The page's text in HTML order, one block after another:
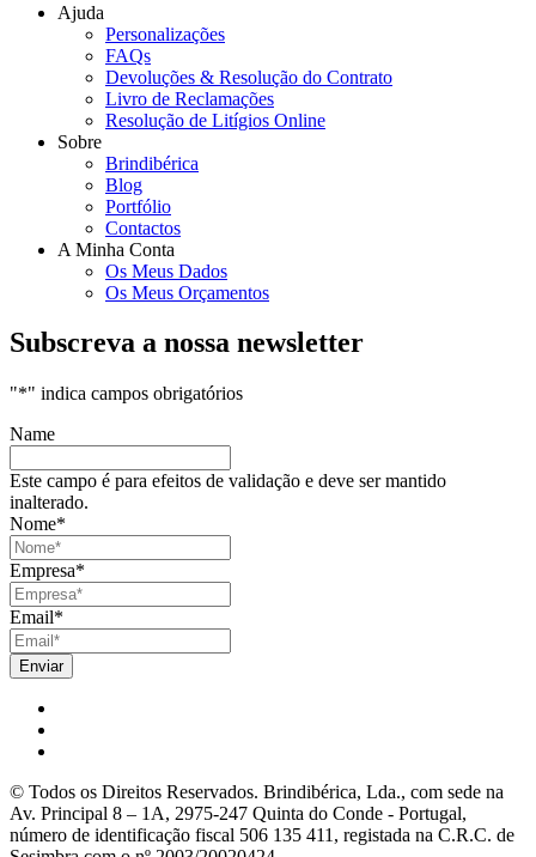
Ajuda
Personalizações
FAQs
Devoluções & Resolução do Contrato
Livro de Reclamações
Resolução de Litígios Online
Sobre
Brindibérica
Blog
Portfólio
Contactos
A Minha Conta
Os Meus Dados
Os Meus Orçamentos
Subscreva a nossa newsletter
"*" indica campos obrigatórios
Name
Este campo é para efeitos de validação e deve ser mantido
inalterado.
Nome*
Empresa*
Email*
© Todos os Direitos Reservados. Brindibérica, Lda., com sede na
Av. Principal 8 – 1A, 2975-247 Quinta do Conde - Portugal,
número de identificação fiscal 506 135 411, registada na C.R.C. de